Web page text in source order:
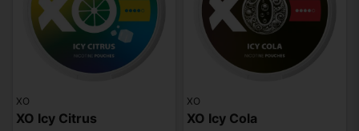
XO
XO Icy Citrus
XO
XO Icy Cola